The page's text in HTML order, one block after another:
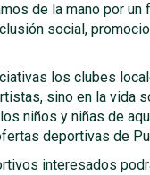
de la mano por un
social,
los clubes
sino en la vida
niños y niñas de
deportivas de
interesados